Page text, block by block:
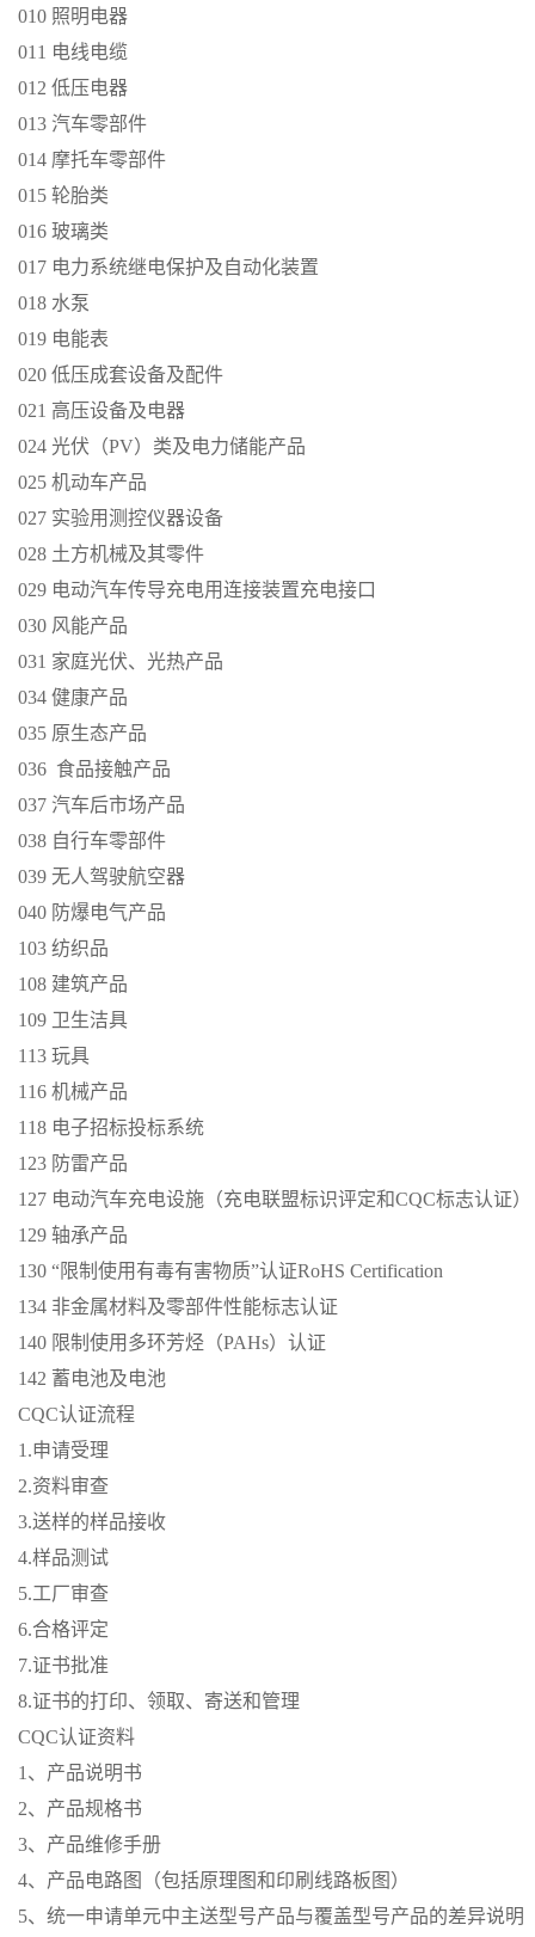
010 照明电器
011 电线电缆
012 低压电器
013 汽车零部件
014 摩托车零部件
015 轮胎类
016 玻璃类
017 电力系统继电保护及自动化装置
018 水泵
019 电能表
020 低压成套设备及配件
021 高压设备及电器
024 光伏（PV）类及电力储能产品
025 机动车产品
027 实验用测控仪器设备
028 土方机械及其零件
029 电动汽车传导充电用连接装置充电接口
030 风能产品
031 家庭光伏、光热产品
034 健康产品
035 原生态产品
036 食品接触产品
037 汽车后市场产品
038 自行车零部件
039 无人驾驶航空器
040 防爆电气产品
103 纺织品
108 建筑产品
109 卫生洁具
113 玩具
116 机械产品
118 电子招标投标系统
123 防雷产品
127 电动汽车充电设施（充电联盟标识评定和CQC标志认证）
129 轴承产品
130 “限制使用有毒有害物质”认证RoHS Certification
134 非金属材料及零部件性能标志认证
140 限制使用多环芳烃（PAHs）认证
142 蓄电池及电池
CQC认证流程
1.申请受理
2.资料审查
3.送样的样品接收
4.样品测试
5.工厂审查
6.合格评定
7.证书批准
8.证书的打印、领取、寄送和管理
CQC认证资料
1、产品说明书
2、产品规格书
3、产品维修手册
4、产品电路图（包括原理图和印刷线路板图）
5、统一申请单元中主送型号产品与覆盖型号产品的差异说明